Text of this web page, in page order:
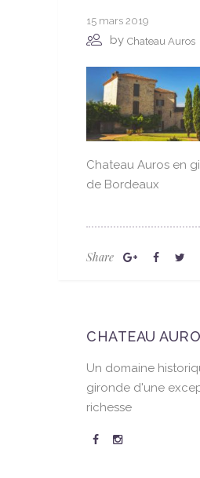
15 mars 2019
by Chateau Auros
Chateau Auros en
de Bordeaux
Share
CHATEAU
Un domaine
gironde d'une
richesse